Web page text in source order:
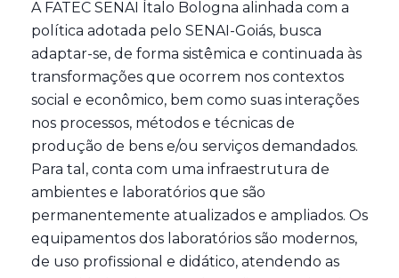
A FATEC SENAI Ítalo Bologna alinhada com a
política adotada pelo SENAI-Goiás, busca
adaptar-se, de forma sistêmica e continuada às
transformações que ocorrem nos contextos
social e econômico, bem como suas interações
nos processos, métodos e técnicas de
produção de bens e/ou serviços demandados.
Para tal, conta com uma infraestrutura de
ambientes e laboratórios que são
permanentemente atualizados e ampliados. Os
equipamentos dos laboratórios são modernos,
de uso profissional e didático, atendendo as